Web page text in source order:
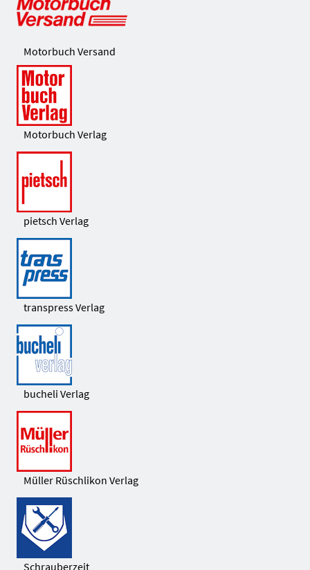
Motorbuch Versand
Motorbuch Verlag
pietsch Verlag
transpress Verlag
bucheli Verlag
Müller Rüschlikon Verlag
Schrauberzeit